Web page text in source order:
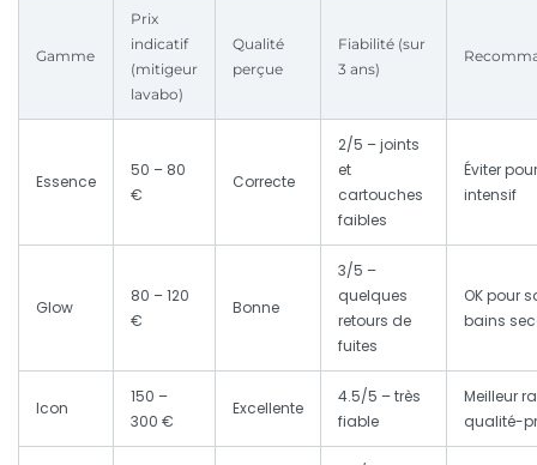
Gamme
Prix
indicatif
(mitigeur
lavabo)
Qualité
perçue
Fiabilité (sur
3 ans)
Essence
50 – 80
€
Correcte
2/5 – joints
et
cartouches
faibles
Éviter
intensif
Glow
80 – 120
€
Bonne
3/5 –
quelques
retours de
fuites
OK pour
bains
Icon
150 –
300 €
Excellente
4.5/5 – très
fiable
Meilleur
qualité-